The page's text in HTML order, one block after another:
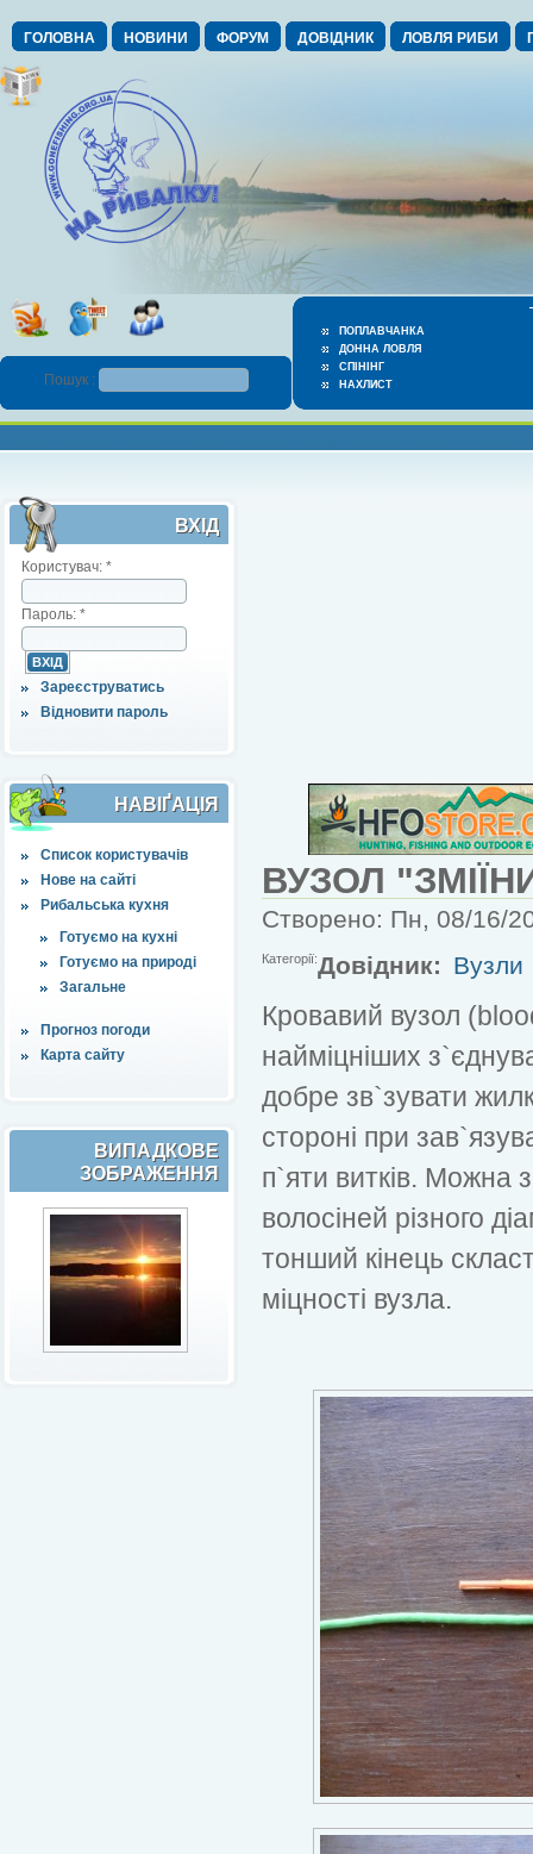
ГОЛОВНА НОВИНИ ФОРУМ ДОВІДНИК ЛОВЛЯ РИБИ
ПОПЛАВЧАНКА
ДОННА ЛОВЛЯ
СПІНІНГ
НАХЛИСТ
Пошук :
ВХІД
Користувач: *
Пароль: *
Зареєструватись
Відновити пароль
НАВІҐАЦІЯ
Список користувачів
Нове на сайті
Рибальська кухня
Готуємо на кухні
Готуємо на природі
Загальне
Прогноз погоди
Карта сайту
ВИПАДКОВЕ
ЗОБРАЖЕННЯ
ВУЗОЛ
Створено: Пн, 08/16/
Категорії:Довідник: Вузли
Кровавий вузол
найміцніших
добре зв`зувати
стороні при
п`яти витків. Можна
волосіней різного
тонший кінець
міцності вузла.